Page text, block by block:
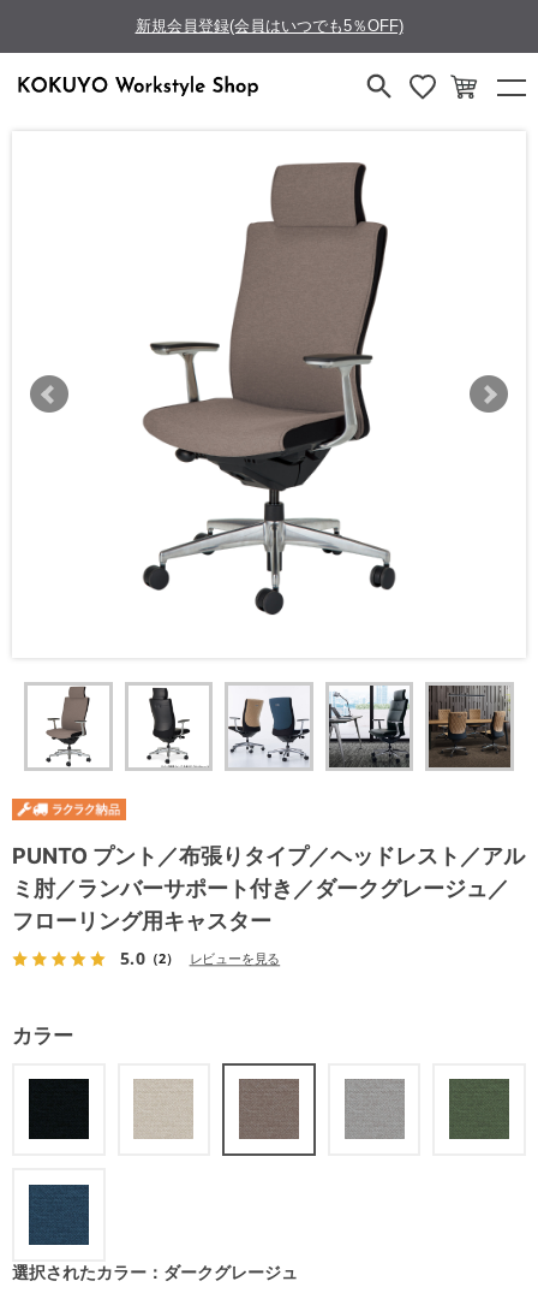
新規会員登録(会員はいつでも5％OFF)
PUNTO プント／布張りタイプ／ヘッドレスト／アル
ミ肘／ランバーサポート付き／ダークグレージュ／
フローリング用キャスター
5.0（2） レビューを見る
カラー
選択されたカラー：ダークグレージュ